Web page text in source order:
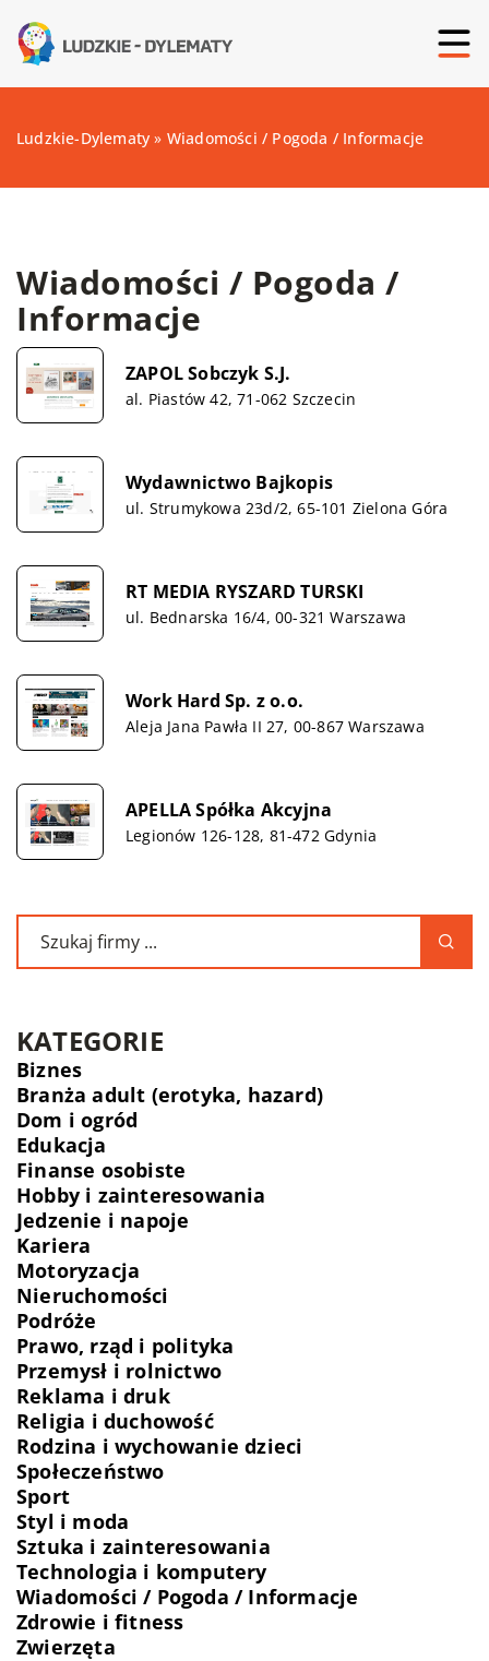
Ludzkie-Dylematy » Wiadomości / Pogoda / Informacje
Wiadomości / Pogoda /
Informacje
ZAPOL Sobczyk S.J.
al. Piastów 42, 71-062 Szczecin
Wydawnictwo Bajkopis
ul. Strumykowa 23d/2, 65-101 Zielona Góra
RT MEDIA RYSZARD TURSKI
ul. Bednarska 16/4, 00-321 Warszawa
Work Hard Sp. z o.o.
Aleja Jana Pawła II 27, 00-867 Warszawa
APELLA Spółka Akcyjna
Legionów 126-128, 81-472 Gdynia
KATEGORIE
Biznes
Branża adult (erotyka, hazard)
Dom i ogród
Edukacja
Finanse osobiste
Hobby i zainteresowania
Jedzenie i napoje
Kariera
Motoryzacja
Nieruchomości
Podróże
Prawo, rząd i polityka
Przemysł i rolnictwo
Reklama i druk
Religia i duchowość
Rodzina i wychowanie dzieci
Społeczeństwo
Sport
Styl i moda
Sztuka i zainteresowania
Technologia i komputery
Wiadomości / Pogoda / Informacje
Zdrowie i fitness
Zwierzęta